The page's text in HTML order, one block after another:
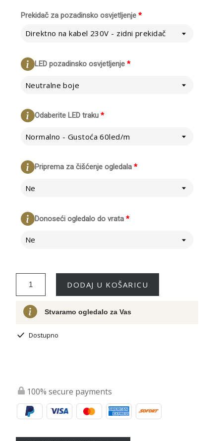
*
Prekidač za pozadinsko osvjetljenje
Direktno na kabel 230V - zidni prekidač
*
LED pozadinsko osvjetljenje
Neutralne boje
*
Odaberite LED traku
Normalno - Gustoća 60led/m
*
Priprema za čišćenje ogledala
Ne
*
Donoseći ogledalo do vrata
Ne
DODAJ U KOŠARICU
Stvaramo ogledalo za Vas
Dostupno
100% secure payments